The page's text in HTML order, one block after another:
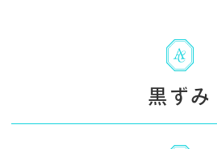
黒ずみ